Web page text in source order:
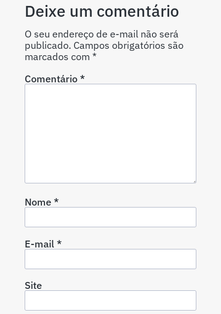
Deixe um comentário
O seu endereço de e-mail não será
publicado. Campos obrigatórios são
marcados com *
Comentário*
Nome*
E-mail*
Site